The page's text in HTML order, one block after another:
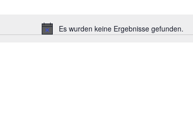
Hinweis
Es wurden keine Ergebnisse gefunden.